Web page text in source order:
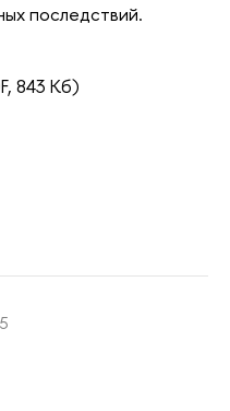
последствий.
843 Кб)